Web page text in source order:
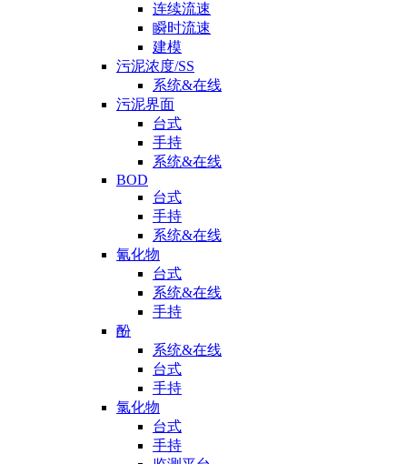
连续流速
瞬时流速
建模
污泥浓度/SS
系统&在线
污泥界面
台式
手持
系统&在线
BOD
台式
手持
系统&在线
氰化物
台式
系统&在线
手持
酚
系统&在线
台式
手持
氯化物
台式
手持